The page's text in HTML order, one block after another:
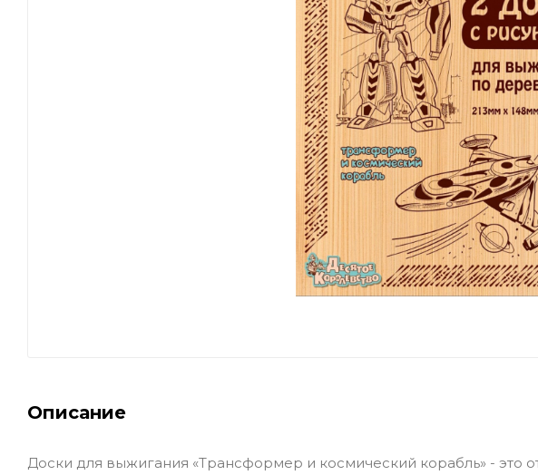
Описание
Доски для выжигания «Трансформер и космический корабль» - это